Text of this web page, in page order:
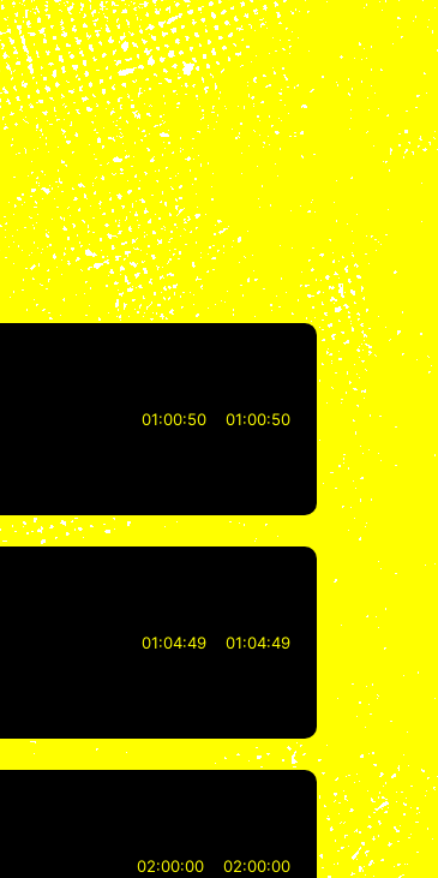
01:00:50 01:00:50
01:04:49 01:04:49
02:00:00 02:00:00